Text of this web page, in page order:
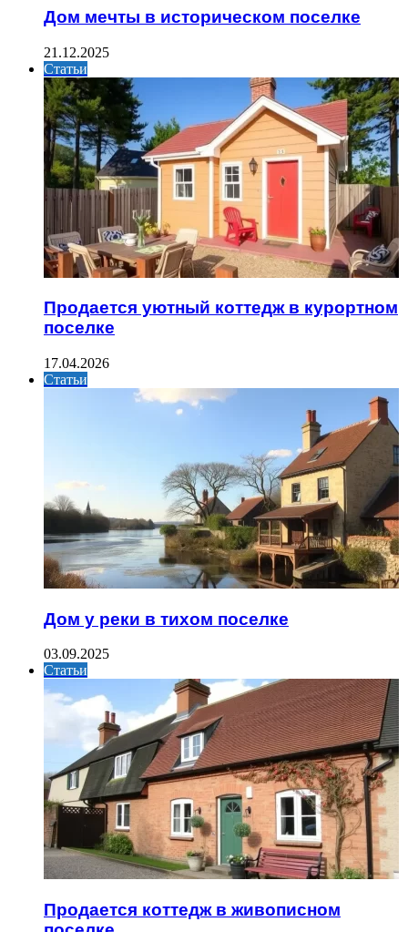
Дом мечты в историческом поселке
21.12.2025
Статьи
Продается уютный коттедж в курортном
поселке
17.04.2026
Статьи
Дом у реки в тихом поселке
03.09.2025
Статьи
Продается коттедж в живописном